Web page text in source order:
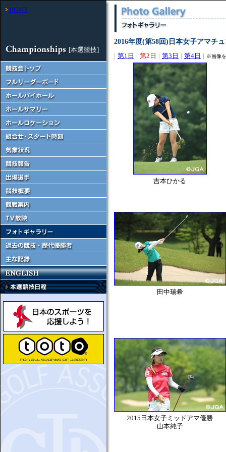
HOME
[本選競技]
2016年度(第58回)日本女子アマチ
| 第1日 | 第2日 | 第3日 | 第4日 | ※画像
吉本ひかる
田中瑞希
2015日本女子ミッドアマ優勝
山本純子